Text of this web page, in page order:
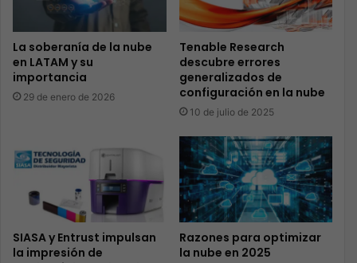
La soberanía de la nube
en LATAM y su
importancia
29 de enero de 2026
Tenable Research
descubre errores
generalizados de
configuración en la nube
10 de julio de 2025
SIASA y Entrust impulsan
la impresión de
Razones para optimizar
la nube en 2025